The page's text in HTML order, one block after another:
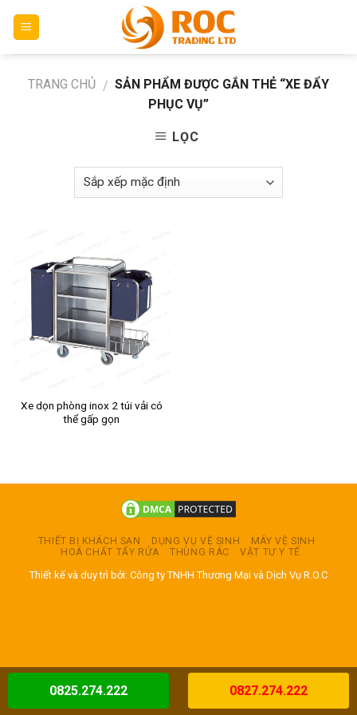
TRANG CHỦ / SẢN PHẨM ĐƯỢC GẮN THẺ “XE ĐẨY
PHỤC VỤ”
LỌC
Xe dọn phòng inox 2 túi vải có
thể gấp gọn
THIẾT BỊ KHÁCH SẠN DỤNG VỤ VỆ SINH
MÁY VỆ SINH
HOÁ CHẤT TẨY RỬA
THÙNG RÁC VẬT TƯ Y TẾ
Thiết kế và duy trì bởi: Công ty TNHH Thương Mại và Dịch Vụ R.O.C
0825.274.222 0827.274.222